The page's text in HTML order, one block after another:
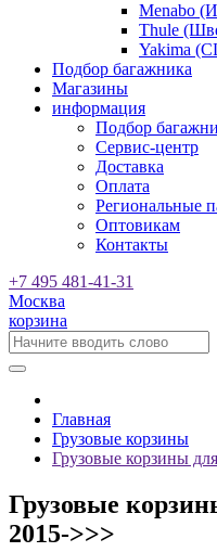
Menabo
Thule
Yakima
Подбор багажника
Магазины
информация
Подбор
Сервис-центр
Доставка
Оплата
Региональные
Оптовикам
Контакты
+7 495 481-41-31
Москва
корзина
Главная
Грузовые корзины
Грузовые корзины
Грузовые
2015->>>